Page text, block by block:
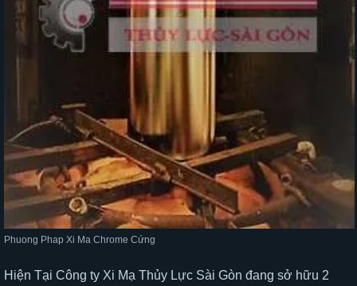
Phuong Phap Xi Ma Chrome Cứng
Hiện Tại Công ty Xi Mạ Thủy Lực Sài Gòn đang sở hữu 2